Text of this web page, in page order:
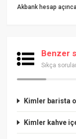
Akbank hesap
Benzer
Sıkça
Kimler barista
Kimler kahve